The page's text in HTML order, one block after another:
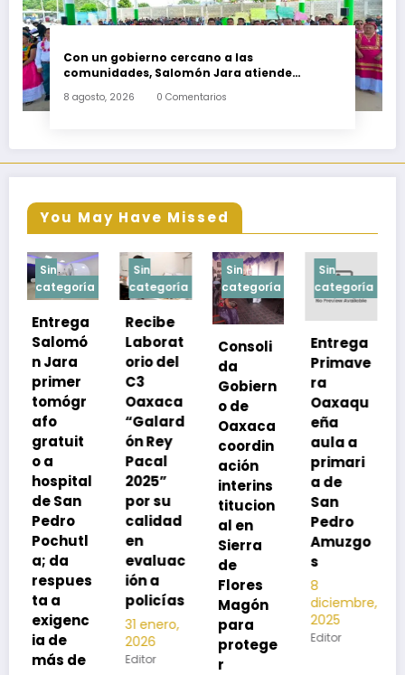
Con un gobierno cercano a las
comunidades, Salomón Jara atiende
Tenango
8 agosto, 2026 0 Comentarios
You May Have Missed
Sin
categoría
Recibe
Laborat
orio del
C3
Oaxaca
“Galard
ón Rey
Pacal
2025”
por su
calidad
en
evaluac
ión a
policías
31 enero,
2026
Editor
Sin
categoría
Consoli
da
Gobiern
o de
Oaxaca
coordin
ación
interins
titucion
al en
Sierra
de
Flores
Magón
para
protege
r
Sin
categoría
Entrega
Primave
ra
Oaxaqu
eña
aula a
primari
a de
San
Pedro
Amuzgo
s
8
diciembre,
2025
Editor
Sin
categoría
Exhorta
SSO a
vacuna
rse de
neumoc
oco
para
preveni
r la
neumon
ía
13
noviembre,
2025
Editor